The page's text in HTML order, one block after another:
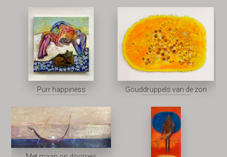
Purr happiness Gouddruppels van de zon